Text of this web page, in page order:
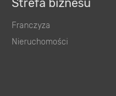
Strefa biznesu
Franczyza
Nieruchomości